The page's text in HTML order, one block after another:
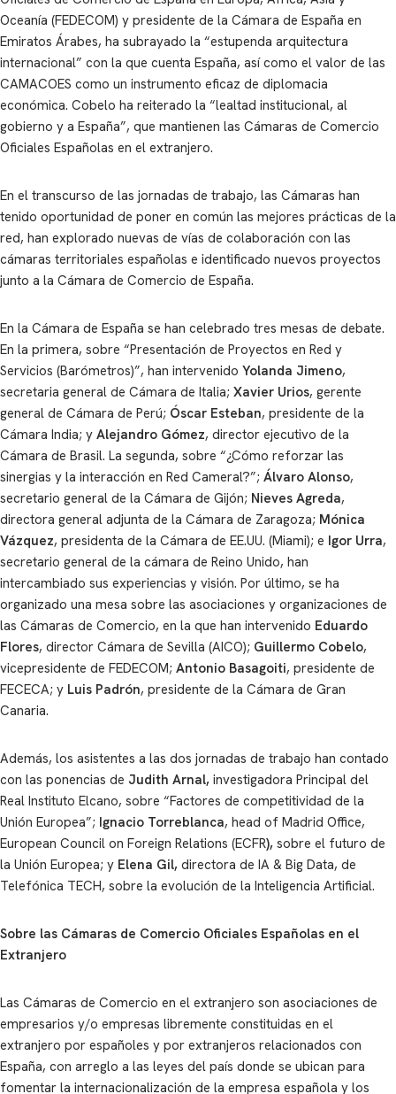
Oceanía (FEDECOM) y presidente de la Cámara de España en
Emiratos Árabes, ha subrayado la “estupenda arquitectura
internacional” con la que cuenta España, así como el valor de las
CAMACOES como un instrumento eficaz de diplomacia
económica. Cobelo ha reiterado la “lealtad institucional, al
gobierno y a España”, que mantienen las Cámaras de Comercio
Oficiales Españolas en el extranjero.
En el transcurso de las jornadas de trabajo, las Cámaras han
tenido oportunidad de poner en común las mejores prácticas de la
red, han explorado nuevas de vías de colaboración con las
cámaras territoriales españolas e identificado nuevos proyectos
junto a la Cámara de Comercio de España.
En la Cámara de España se han celebrado tres mesas de debate.
En la primera, sobre “Presentación de Proyectos en Red y
Servicios (Barómetros)”, han intervenido Yolanda Jimeno,
secretaria general de Cámara de Italia; Xavier Urios, gerente
general de Cámara de Perú; Óscar Esteban, presidente de la
Cámara India; y Alejandro Gómez, director ejecutivo de la
Cámara de Brasil. La segunda, sobre “¿Cómo reforzar las
sinergias y la interacción en Red Cameral?”; Álvaro Alonso,
secretario general de la Cámara de Gijón; Nieves Agreda,
directora general adjunta de la Cámara de Zaragoza; Mónica
Vázquez, presidenta de la Cámara de EE.UU. (Miami); e Igor Urra,
secretario general de la cámara de Reino Unido, han
intercambiado sus experiencias y visión. Por último, se ha
organizado una mesa sobre las asociaciones y organizaciones de
las Cámaras de Comercio, en la que han intervenido Eduardo
Flores, director Cámara de Sevilla (AICO); Guillermo Cobelo,
vicepresidente de FEDECOM; Antonio Basagoiti, presidente de
FECECA; y Luis Padrón, presidente de la Cámara de Gran
Canaria.
Además, los asistentes a las dos jornadas de trabajo han contado
con las ponencias de Judith Arnal, investigadora Principal del
Real Instituto Elcano, sobre “Factores de competitividad de la
Unión Europea”; Ignacio Torreblanca, head of Madrid Office,
European Council on Foreign Relations (ECFR), sobre el futuro de
la Unión Europea; y Elena Gil, directora de IA & Big Data, de
Telefónica TECH, sobre la evolución de la Inteligencia Artificial.
Sobre las Cámaras de Comercio Oficiales Españolas en el
Extranjero
Las Cámaras de Comercio en el extranjero son asociaciones de
empresarios y/o empresas libremente constituidas en el
extranjero por españoles y por extranjeros relacionados con
España, con arreglo a las leyes del país donde se ubican para
fomentar la internacionalización de la empresa española y los